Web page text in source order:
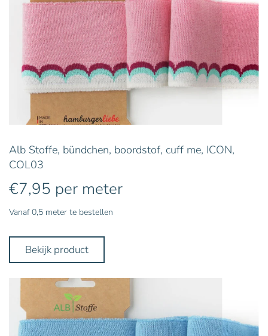
Alb Stoffe, bündchen, boordstof, cuff me, ICON,
COL03
€7,95 per meter
Vanaf 0,5 meter te bestellen
Bekijk product